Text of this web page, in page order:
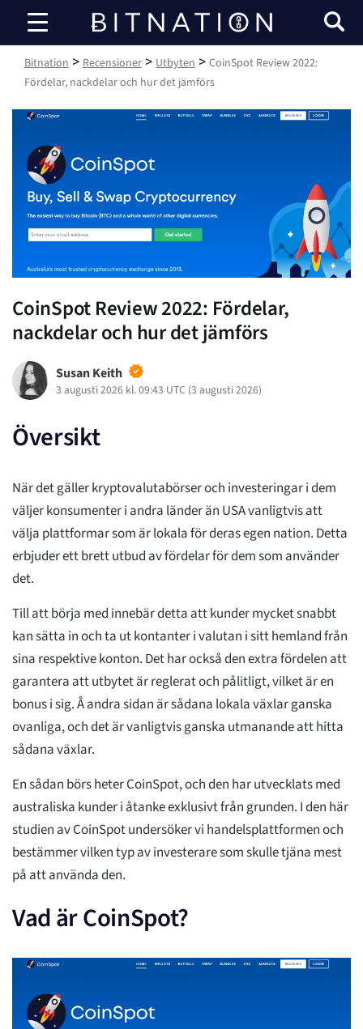
Bitnation
Bitnation > Recensioner > Utbyten > CoinSpot Review 2022:
Fördelar, nackdelar och hur det jämförs
CoinSpot Review 2022: Fördelar,
nackdelar och hur det jämförs
Susan Keith
3 augusti 2026 kl. 09:43 UTC (3 augusti 2026)
Översikt
När det gäller kryptovalutabörser och investeringar i dem
väljer konsumenter i andra länder än USA vanligtvis att
välja plattformar som är lokala för deras egen nation. Detta
erbjuder ett brett utbud av fördelar för dem som använder
det.
Till att börja med innebär detta att kunder mycket snabbt
kan sätta in och ta ut kontanter i valutan i sitt hemland från
sina respektive konton. Det har också den extra fördelen att
garantera att utbytet är reglerat och pålitligt, vilket är en
bonus i sig. Å andra sidan är sådana lokala växlar ganska
ovanliga, och det är vanligtvis ganska utmanande att hitta
sådana växlar.
En sådan börs heter CoinSpot, och den har utvecklats med
australiska kunder i åtanke exklusivt från grunden. I den här
studien av CoinSpot undersöker vi handelsplattformen och
bestämmer vilken typ av investerare som skulle tjäna mest
på att använda den.
Vad är CoinSpot?